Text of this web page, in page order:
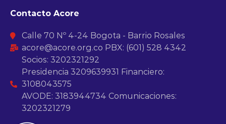
Contacto Acore
Calle 70 Nº 4-24 Bogota - Barrio Rosales
acore@acore.org.co PBX: (601) 528 4342
Socios: 3202321292
Presidencia 3209639931 Financiero:
3108043575
AVODE: 3183944734 Comunicaciones:
3202321279